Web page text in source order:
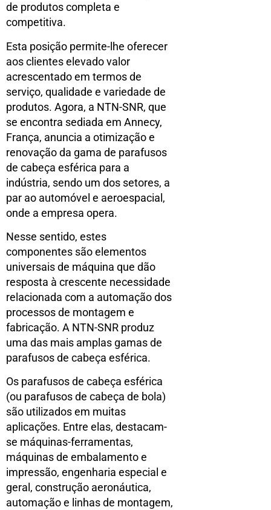
de produtos completa e
competitiva.
Esta posição permite-lhe oferecer
aos clientes elevado valor
acrescentado em termos de
serviço, qualidade e variedade de
produtos. Agora, a NTN-SNR, que
se encontra sediada em Annecy,
França, anuncia a otimização e
renovação da gama de parafusos
de cabeça esférica para a
indústria, sendo um dos setores, a
par ao automóvel e aeroespacial,
onde a empresa opera.
Nesse sentido, estes
componentes são elementos
universais de máquina que dão
resposta à crescente necessidade
relacionada com a automação dos
processos de montagem e
fabricação. A NTN-SNR produz
uma das mais amplas gamas de
parafusos de cabeça esférica.
Os parafusos de cabeça esférica
(ou parafusos de cabeça de bola)
são utilizados em muitas
aplicações. Entre elas, destacam-
se máquinas-ferramentas,
máquinas de embalamento e
impressão, engenharia especial e
geral, construção aeronáutica,
automação e linhas de montagem,